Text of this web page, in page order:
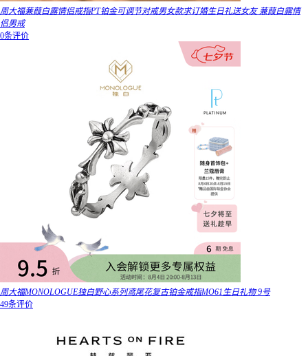
周大福蒹葭白露情侣戒指PT铂金可调节对戒男女款求订婚生日礼送女友 蒹葭白露情
侣男戒
0条评价
周大福MONOLOGUE独白野心系列鸢尾花复古铂金戒指MO61生日礼物 9号
49条评价